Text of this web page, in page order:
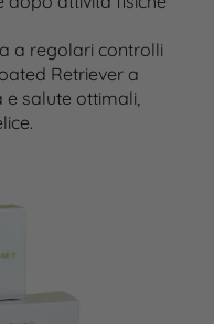
a regolari controlli
Retriever a
e salute ottimali,